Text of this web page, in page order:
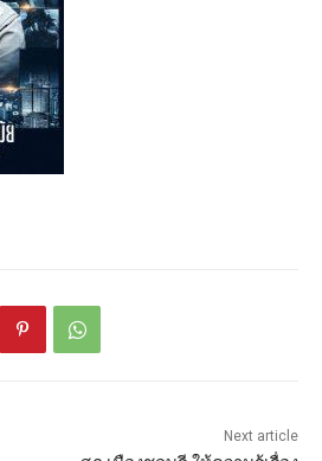
Next article